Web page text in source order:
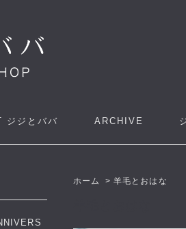
ジジとババ ARCHIVE
ホーム >羊毛とおはな